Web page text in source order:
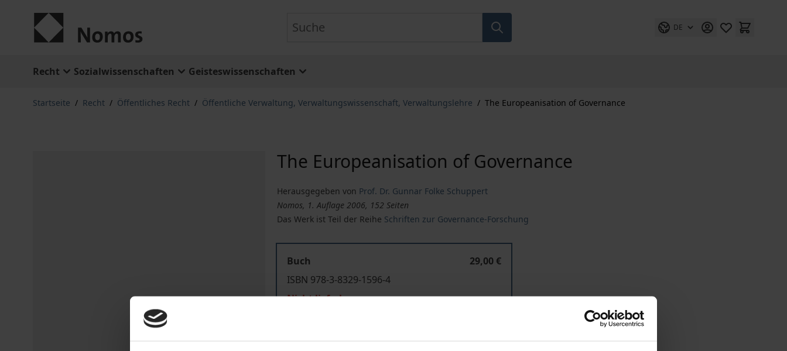
DE
Recht Sozialwissenschaften Geisteswissenschaften
Startseite / Recht / Öffentliches Recht / Öffentliche Verwaltung, Verwaltungswissenschaft, Verwaltungslehre / The Europeanisation of Governance
The Europeanisation of Governance
Herausgegeben von Prof. Dr. Gunnar Folke Schuppert
Nomos, 1. Auflage 2006, 152 Seiten
Das Werk ist Teil der Reihe Schriften zur Governance-Forschung
Buch
29,00 €
ISBN 978-3-8329-1596-4
Nicht lieferbar